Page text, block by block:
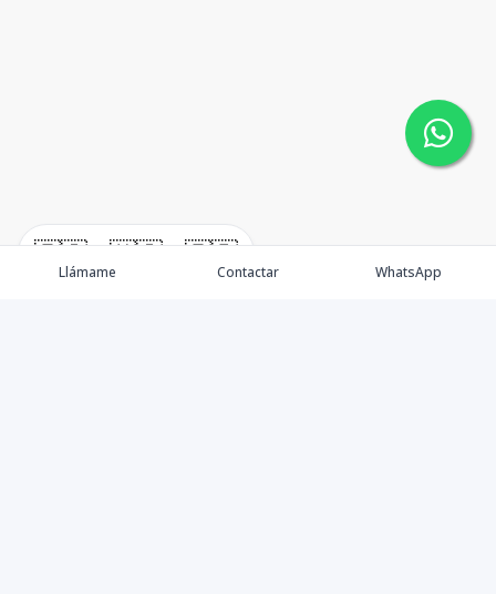
🇪🇸 🇺🇸 🇫🇷
Llámame Contactar WhatsApp